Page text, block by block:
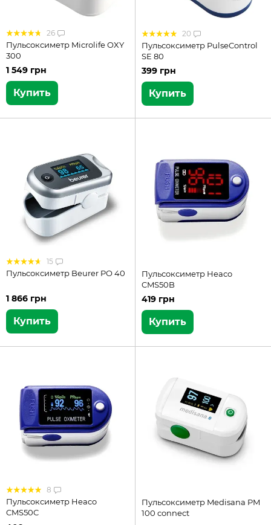
26
Пульсоксиметр Microlife OXY
300
1 549 грн
Купить
20
Пульсоксиметр PulseControl
SE 80
399 грн
Купить
15
Пульсоксиметр Beurer PO 40
1 866 грн
Купить
Пульсоксиметр Heaco
CMS50B
419 грн
Купить
8
Пульсоксиметр Heaco
CMS50C
Пульсоксиметр Medisana PM
100 connect